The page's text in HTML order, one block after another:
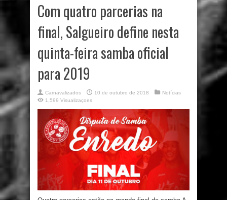
Com quatro parcerias na
final, Salgueiro define nesta
quinta-feira samba oficial
para 2019
Carnavalizados 10 de outubro de 2018
Notícias
1,599 Visualizaçoes